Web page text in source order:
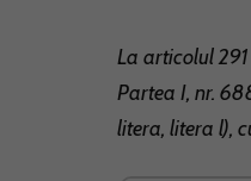
La articolul
Partea I, nr.
litera, litera l),